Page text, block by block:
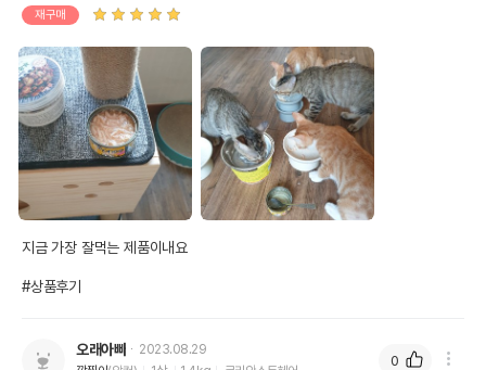
영양정보
제품표기함량 수분제외함량
조단백질
조지방
재구매
지금 가장 잘먹는 제품이내요
#상품후기
오래아빠
2023.08.29
0